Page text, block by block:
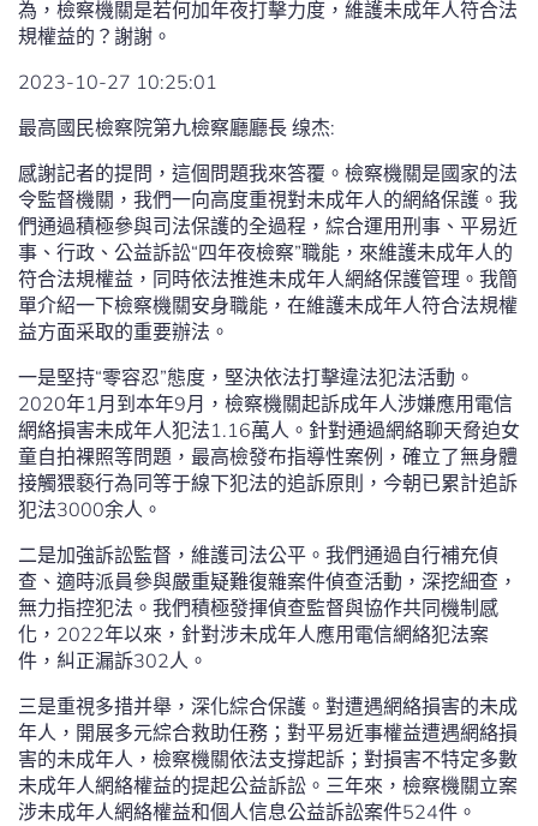
為，檢察機關是若何加年夜打擊力度，維護未成年人符合法
規權益的？謝謝。
2023-10-27 10:25:01
最高國民檢察院第九檢察廳廳長 缐杰:
感謝記者的提問，這個問題我來答覆。檢察機關是國家的法
令監督機關，我們一向高度重視對未成年人的網絡保護。我
們通過積極參與司法保護的全過程，綜合運用刑事、平易近
事、行政、公益訴訟“四年夜檢察”職能，來維護未成年人的
符合法規權益，同時依法推進未成年人網絡保護管理。我簡
單介紹一下檢察機關安身職能，在維護未成年人符合法規權
益方面采取的重要辦法。
一是堅持“零容忍”態度，堅決依法打擊違法犯法活動。
2020年1月到本年9月，檢察機關起訴成年人涉嫌應用電信
網絡損害未成年人犯法1.16萬人。針對通過網絡聊天脅迫女
童自拍裸照等問題，最高檢發布指導性案例，確立了無身體
接觸猥褻行為同等于線下犯法的追訴原則，今朝已累計追訴
犯法3000余人。
二是加強訴訟監督，維護司法公平。我們通過自行補充偵
查、適時派員參與嚴重疑難復雜案件偵查活動，深挖細查，
無力指控犯法。我們積極發揮偵查監督與協作共同機制感
化，2022年以來，針對涉未成年人應用電信網絡犯法案
件，糾正漏訴302人。
三是重視多措并舉，深化綜合保護。對遭遇網絡損害的未成
年人，開展多元綜合救助任務；對平易近事權益遭遇網絡損
害的未成年人，檢察機關依法支撐起訴；對損害不特定多數
未成年人網絡權益的提起公益訴訟。三年來，檢察機關立案
涉未成年人網絡權益和個人信息公益訴訟案件524件。